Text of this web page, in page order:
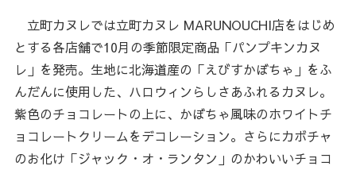
立町カヌレでは立町カヌレ MARUNOUCHI店をはじめ
とする各店舗で10月の季節限定商品「パンプキンカヌ
レ」を発売。生地に北海道産の「えびすかぼちゃ」をふ
んだんに使用した、ハロウィンらしさあふれるカヌレ。
紫色のチョコレートの上に、かぼちゃ風味のホワイトチ
ョコレートクリームをデコレーション。さらにカボチャ
のお化け「ジャック・オ・ランタン」のかわいいチョコ